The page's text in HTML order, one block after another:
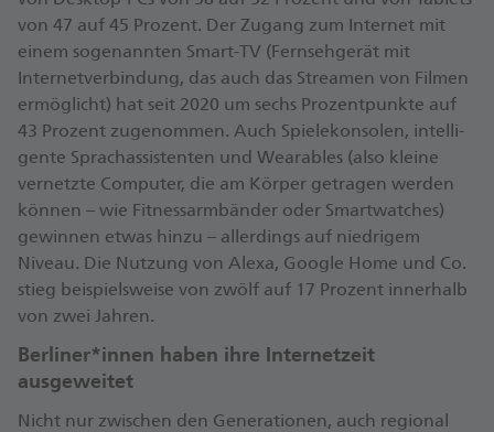
von 47 auf 45 Prozent. Der Zugang zum Internet mit
einem sogenannten Smart-TV (Fern­seh­gerät mit
Internet­ver­bindung, das auch das Streamen von Filmen
er­möglicht) hat seit 2020 um sechs Prozent­punkte auf
43 Prozent zu­ge­nommen. Auch Spiele­konsolen, intelli­
gente Sprach­assistenten und Wearables (also kleine
vernetzte Computer, die am Körper getragen werden
können – wie Fit­ness­arm­bänder oder Smart­watches)
gewinnen etwas hinzu – aller­dings auf niedrigem
Niveau. Die Nutzung von Alexa, Google Home und Co.
stieg beispiels­weise von zwölf auf 17 Prozent innerhalb
von zwei Jahren.
Berliner*innen haben ihre Internetzeit
ausgeweitet
Nicht nur zwischen den Generationen, auch regional